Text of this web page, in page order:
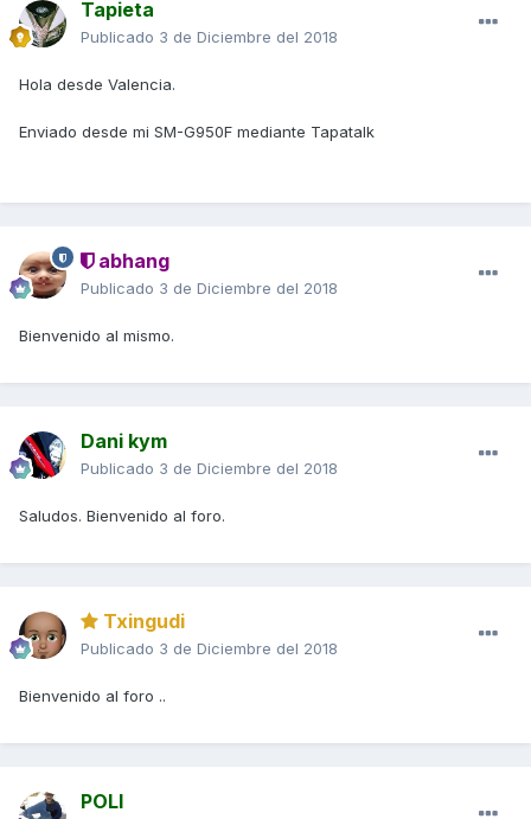
Tapieta
Publicado 3 de Diciembre del 2018
Hola desde Valencia.
Enviado desde mi SM-G950F mediante Tapatalk
abhang
Publicado 3 de Diciembre del 2018
Bienvenido al mismo.
Dani kym
Publicado 3 de Diciembre del 2018
Saludos. Bienvenido al foro.
Txingudi
Publicado 3 de Diciembre del 2018
Bienvenido al foro ..
POLI